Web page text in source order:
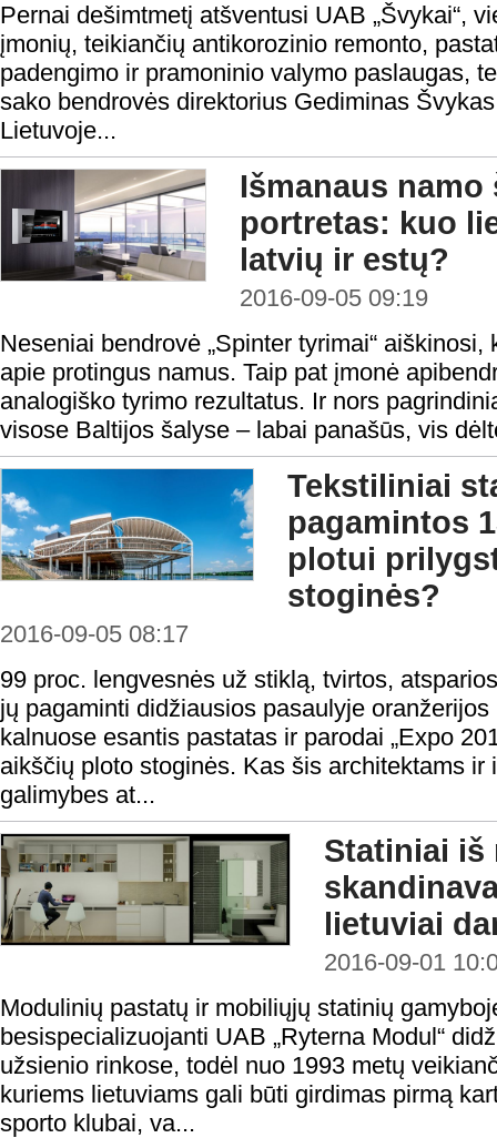
Pernai dešimtmetį atšventusi UAB „Švykai“,
įmonių, teikiančių antikorozinio remonto,
padengimo ir pramoninio valymo paslaugas,
sako bendrovės direktorius Gediminas
Lietuvoje...
Išmanaus
portretas: kuo
latvių ir estų?
2016-09-05 09:19
Neseniai bendrovė „Spinter tyrimai“
apie protingus namus. Taip pat įmonė
analogiško tyrimo rezultatus. Ir nors
visose Baltijos šalyse – labai panašūs, vis
Tekstiliniai
pagamintos
plotui
stoginės?
2016-09-05 08:17
99 proc. lengvesnės už stiklą, tvirtos,
jų pagaminti didžiausios pasaulyje
kalnuose esantis pastatas ir parodai „Expo
aikščių ploto stoginės. Kas šis architektams ir
galimybes at...
Statiniai iš
lietuviai
2016-09-01
Modulinių pastatų ir mobiliųjų statinių
besispecializuojanti UAB „Ryterna Modul“
užsienio rinkose, todėl nuo 1993 metų
kuriems lietuviams gali būti girdimas pirmą
sporto klubai, va...